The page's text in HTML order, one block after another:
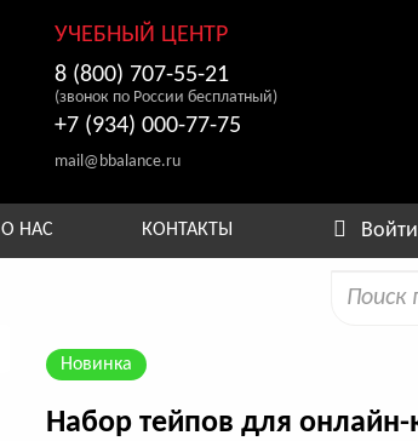
УЧЕБНЫЙ ЦЕНТР
8 (800) 707-55-21
(звонок по России бесплатный)
+7 (934) 000-77-75
mail@bbalance.ru
О НАС КОНТАКТЫ Войти
Новинка
Набор тейпов для онлайн-